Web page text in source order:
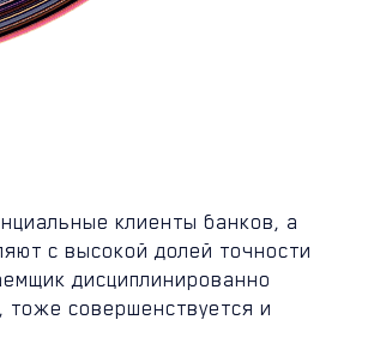
клиенты банков, а
с высокой долей точности
дисциплинированно
тоже совершенствуется и